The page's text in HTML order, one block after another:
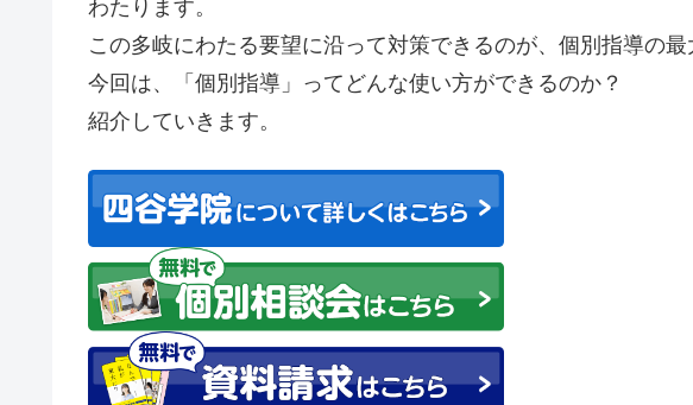
わたります。
この多岐にわたる要望に沿って対策できるのが、個別指導の最
今回は、「個別指導」ってどんな使い方ができるのか？
紹介していきます。